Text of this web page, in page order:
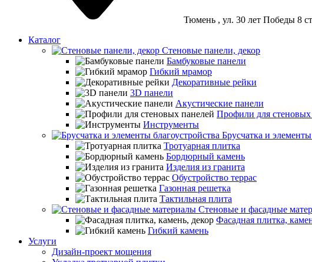
Тюмень , ул. 30 лет Победы 8
Каталог
Стеновые панели, декор
Бамбуковые панели
Гибкий мрамор
Декоративные рейки
3D панели
Акустические панели
Профили для стеновых
Инструменты
Брусчатка и
Тротуарная плитка
Бордюрный камень
Изделия из гранита
Обустройство террас
Газонная решетка
Тактильная плита
Стеновые и фасадные
Фасадная плитка,
Гибкий камень
Услуги
Дизайн-проект мощения